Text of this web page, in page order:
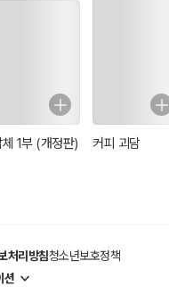
체 1부 (개정판) 커피 괴담
처리방침청소년보호정책
션